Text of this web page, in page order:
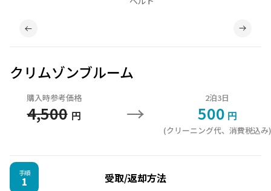
クリムゾンブルーム
購入時参考価格
4,500 円 →
2泊3日
500 円
(クリーニング代、消費税込み)
手順
1 受取/返却方法